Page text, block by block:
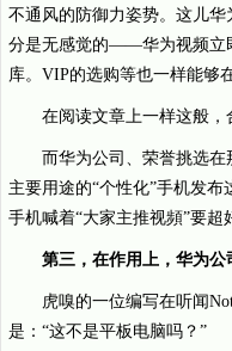
不通风的防御力姿势。这儿
分是无感觉的——华为视频立
库。VIP的选购等也一样能够
在阅读文章上一样这般，
而华为公司、荣誉挑选
主要用途的“个性化”手机发
手机喊着“大家主推视頻”要超
第三，在作用上，华为公
虎嗅的一位编写在听闻
是：“这不是平板电脑吗？”